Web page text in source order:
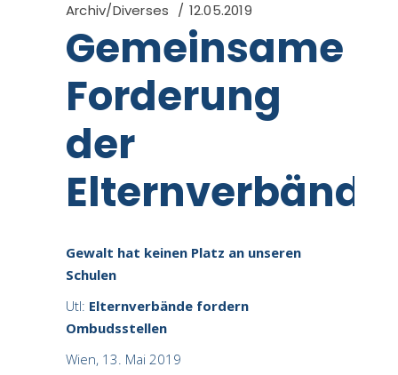
Archiv/Diverses 12.05.2019
Gemeinsame
Forderung
der
Elternverbände
Gewalt hat keinen Platz an unseren
Schulen
Utl: Elternverbände fordern
Ombudsstellen
Wien, 13. Mai 2019